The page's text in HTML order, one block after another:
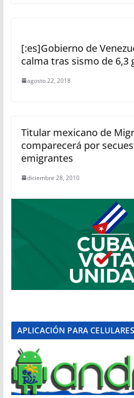
[:es]Gobierno de
calma tras sismo de 6,3
agosto 22, 2018
Titular mexicano de
comparecerá por
emigrantes
diciembre 28, 2010
APLICACIÓN PARA